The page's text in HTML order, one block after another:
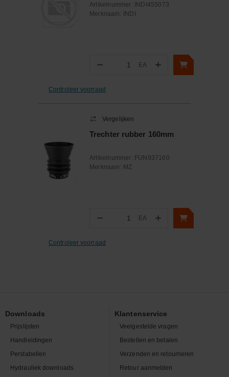
Artikelnummer:
INDI455073
Merknaam:
INDI
− Aantal
EA +
Controleer voorraad
Vergelijken
Trechter rubber 160mm
Artikelnummer: FUN937160
Merknaam: MZ
− Aantal
EA +
Controleer voorraad
Downloads
Prijslijsten
Handleidingen
Perstabellen
Hydrauliek downloads
Klantenservice
Veelgestelde vragen
Bestellen en betalen
Verzenden en retourneren
Retour aanmelden